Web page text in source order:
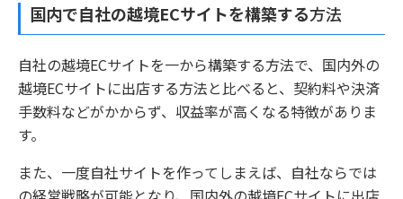
国内で自社の越境ECサイトを構築する方法
自社の越境ECサイトを一から構築する方法で、国内外の
越境ECサイトに出店する方法と比べると、契約料や決済
手数料などがかからず、収益率が高くなる特徴がありま
す。
また、一度自社サイトを作ってしまえば、自社ならでは